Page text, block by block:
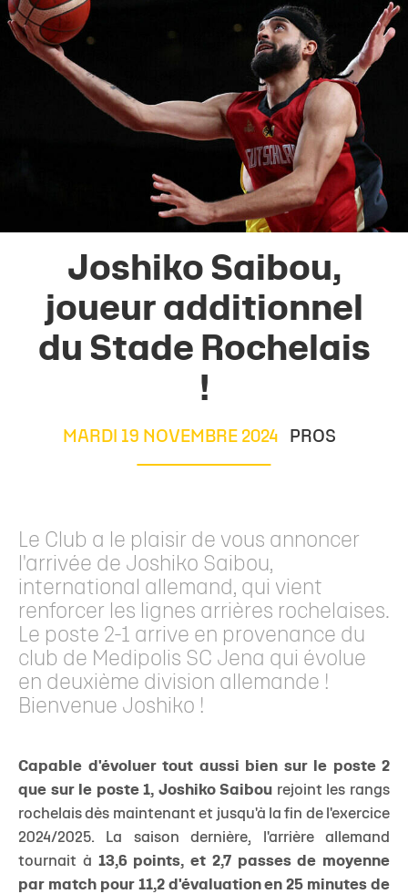
Joshiko Saibou,
joueur additionnel
du Stade Rochelais
!
MARDI 19 NOVEMBRE 2024 PROS
Le Club a le plaisir de vous annoncer
l'arrivée de Joshiko Saibou,
international allemand, qui vient
renforcer les lignes arrières rochelaises.
Le poste 2-1 arrive en provenance du
club de Medipolis SC Jena qui évolue
en deuxième division allemande !
Bienvenue Joshiko !
Capable d'évoluer tout aussi bien sur le poste 2
que sur le poste 1, Joshiko Saibou rejoint les rangs
rochelais dès maintenant et jusqu'à la fin de l'exercice
2024/2025. La saison dernière, l'arrière allemand
tournait à 13,6 points, et 2,7 passes de moyenne
par match pour 11,2 d'évaluation en 25 minutes de